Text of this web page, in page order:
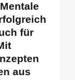
für
aus